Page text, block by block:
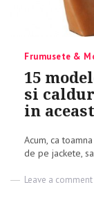
Categories
Frumusete &
15
si
in
Acum, ca
de pe jackete,
Leave a comment